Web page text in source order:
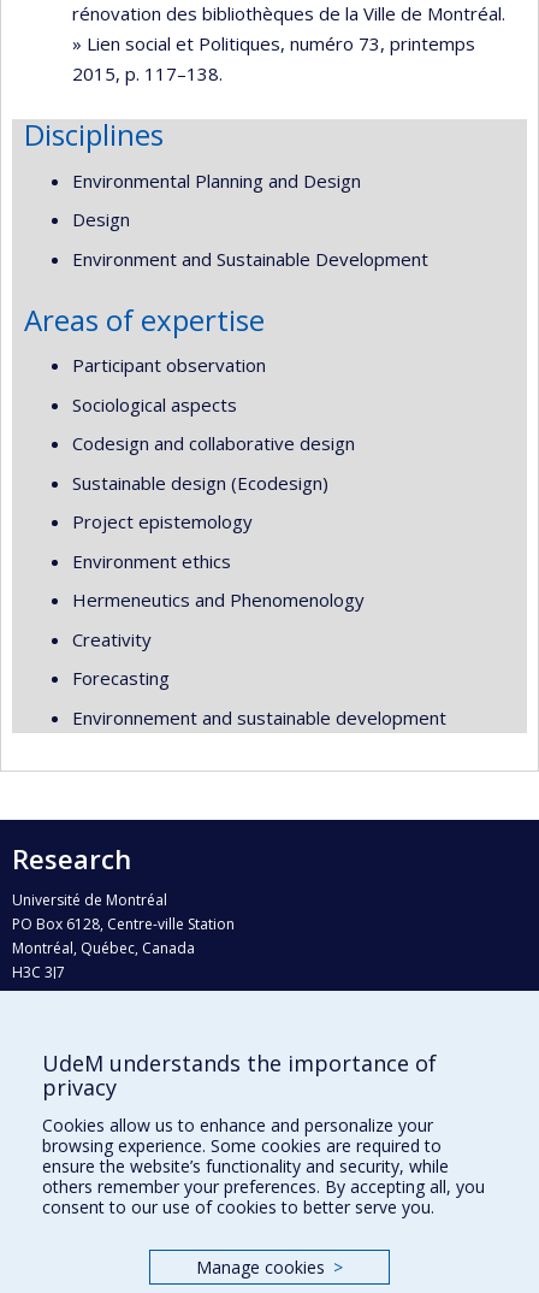
rénovation des bibliothèques de la Ville de Montréal.
» Lien social et Politiques, numéro 73, printemps
2015, p. 117–138.
Disciplines
Environmental Planning and Design
Design
Environment and Sustainable Development
Areas of expertise
Participant observation
Sociological aspects
Codesign and collaborative design
Sustainable design (Ecodesign)
Project epistemology
Environment ethics
Hermeneutics and Phenomenology
Creativity
Forecasting
Environnement and sustainable development
Research
Université de Montréal
PO Box 6128, Centre-ville Station
Montréal, Québec, Canada
H3C 3J7
Who does what?
Find us
Site map
Accessibility
UdeM understands the importance of
privacy
Cookies allow us to enhance and personalize your
browsing experience. Some cookies are required to
ensure the website’s functionality and security, while
others remember your preferences. By accepting all, you
consent to our use of cookies to better serve you.
Manage cookies >